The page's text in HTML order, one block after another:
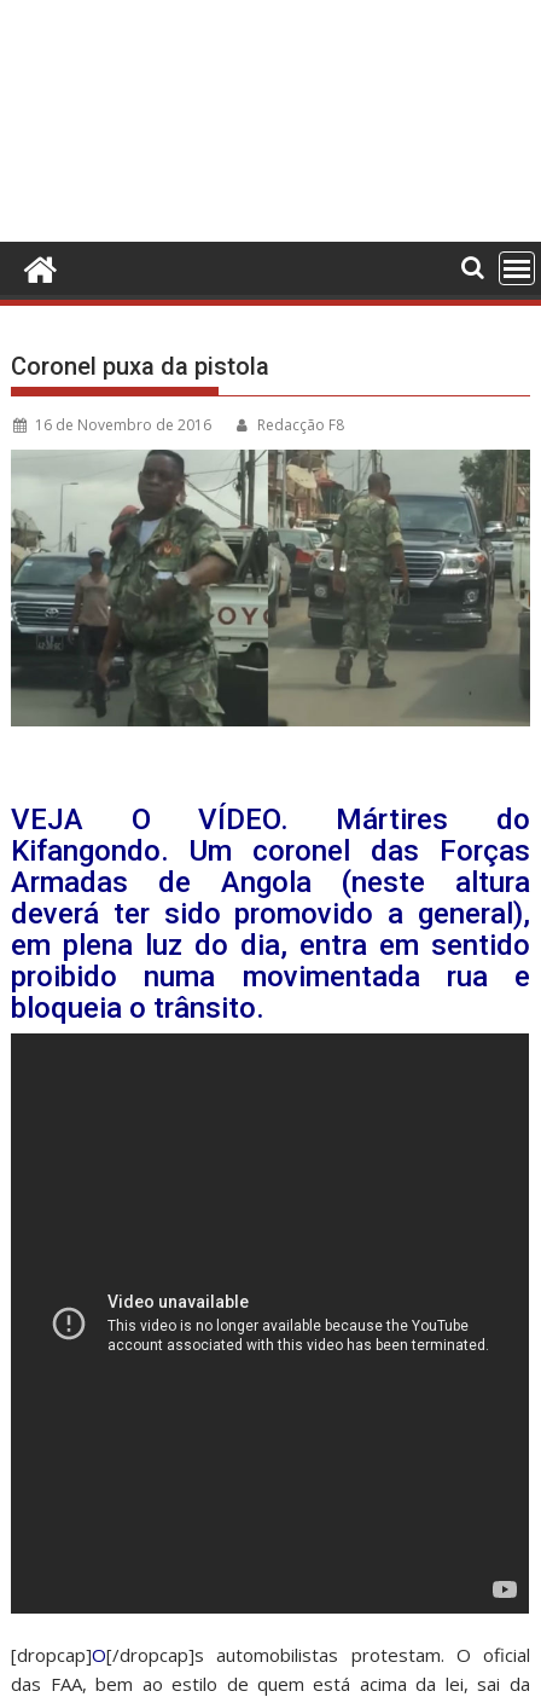
Coronel puxa da pistola
16 de Novembro de 2016 Redacção F8
VEJA O VÍDEO. Mártires do
Kifangondo. Um coronel das Forças
Armadas de Angola (neste altura
deverá ter sido promovido a general),
em plena luz do dia, entra em sentido
proibido numa movimentada rua e
bloqueia o trânsito.
[dropcap]O[/dropcap]s automobilistas protestam. O oficial
das FAA, bem ao estilo de quem está acima da lei, sai da